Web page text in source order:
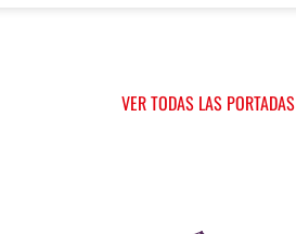
VER TODAS LAS PORTADAS